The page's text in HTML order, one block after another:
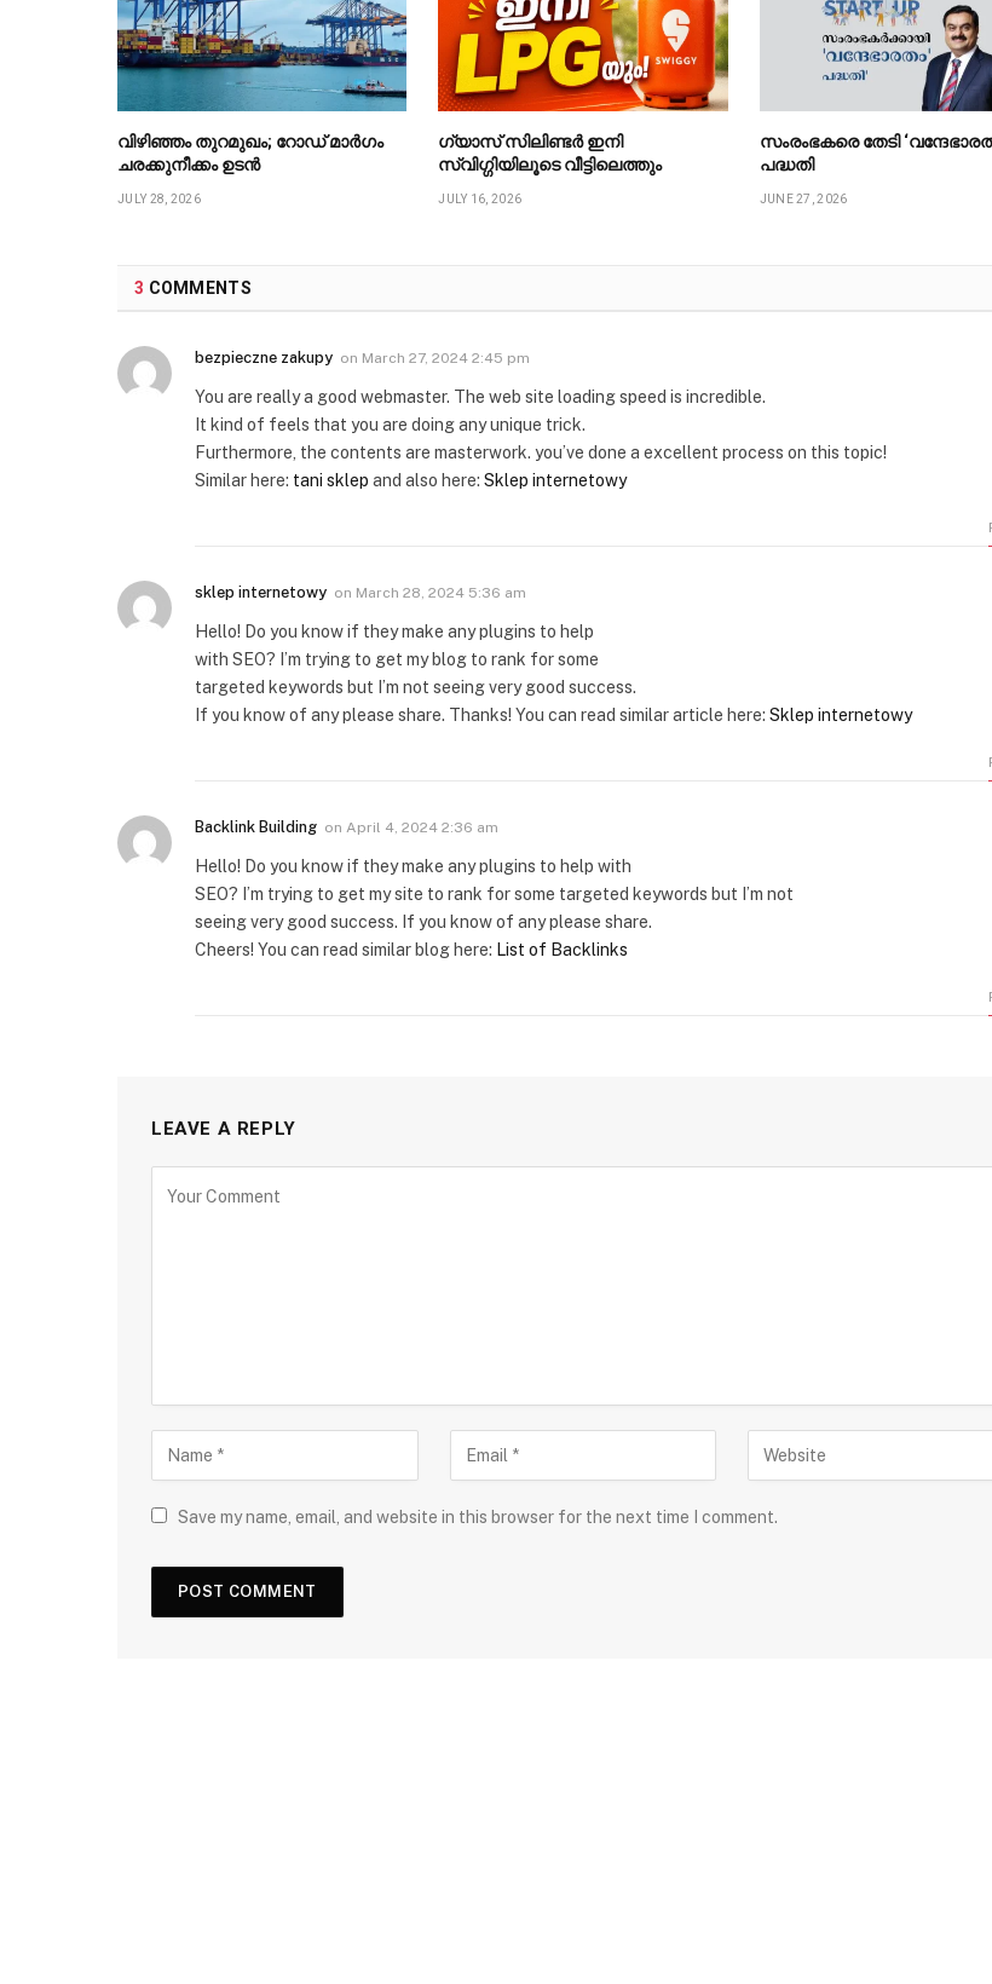
വിഴിഞ്ഞം തുറമുഖം; റോഡ് മാർഗം
ചരക്കുനീക്കം ഉടൻ
JULY 28, 2026
ഗ്യാസ് സിലിണ്ടർ ഇനി
സ്വിഗ്ഗിയിലൂടെ വീട്ടിലെത്തും
JULY 16, 2026
സംരംഭകരെ തേടി
പദ്ധതി
JUNE 27, 2026
3 COMMENTS
bezpieczne zakupy on March 27, 2024 2:45 pm
You are really a good webmaster. The web site loading speed is incredible.
It kind of feels that you are doing any unique trick.
Furthermore, the contents are masterwork. you’ve done a excellent process on this topic!
Similar here: tani sklep and also here: Sklep internetowy
sklep internetowy on March 28, 2024 5:36 am
Hello! Do you know if they make any plugins to help
with SEO? I’m trying to get my blog to rank for some
targeted keywords but I’m not seeing very good success.
If you know of any please share. Thanks! You can read similar article here: Sklep internetowy
Backlink Building on April 4, 2024 2:36 am
Hello! Do you know if they make any plugins to help with
SEO? I’m trying to get my site to rank for some targeted keywords but I’m not
seeing very good success. If you know of any please share.
Cheers! You can read similar blog here: List of Backlinks
LEAVE A REPLY
Save my name, email, and website in this browser for the next time I comment.